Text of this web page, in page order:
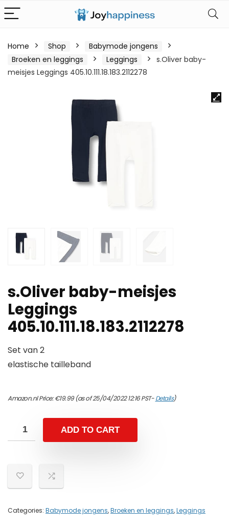
Home Shop
Babymode jongens
Broeken en leggings
Leggings
s.Oliver baby-
meisjes Leggings 405.10.111.18.183.2112278
s.Oliver baby-meisjes
Leggings
405.10.111.18.183.2112278
Set van 2
elastische tailleband
Amazon.nl Price:€19.99(as of 25/04/2022 12:16 PST-Details)
ADD TO CART
Categories: Babymode jongens,Broeken en leggings,Leggings